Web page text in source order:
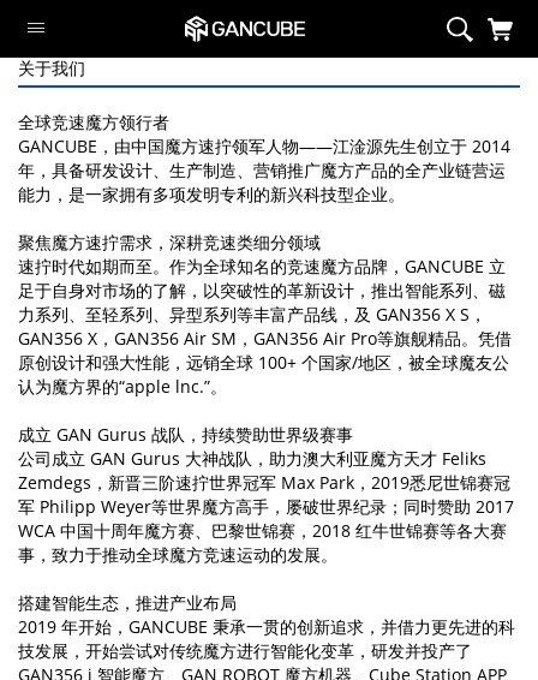
智能系列
磁力系列
旗舰魔方
定制系列
异型系列
套装
周边/配件
限定系列
萌刻魔方
Swift Block
智能系列
GAN356 i
carry E
GAN12 ui
FreePlay
356 i carry
2
356 i 3 356 i carry S GAN12 ui
Maglev
GAN V100 GAN16
Maglev
GAN460M
v2
GAN15
Maglev
GAN14
Maglev Pro
GAN 12 GAN460 M
GAN16
Maglev
GAN15
Maglev
GAN14
Maglev Pro
GAN 13 GAN 12 GAN251 M
pro
GAN魔方拼
图
GAN 金字塔 GAN 五魔 GAN 斜转
GAN 五魔
Maglev
GAN 十周年
礼盒
小金蟒周边 GAN328
GAN 训练垫 GAN 旋转展 GAN 三角展
奇钰 晶玺 峰芒
真爱粉 圣诞绿 小透蓝 维C
MG3 智能魔
方
MG3 云顶魔
方
MG3 彩虹三
阶
MG 标准二阶 MG三阶套装 MG3 磁力三
阶
MG 标准三阶
Swift 3x3
Cube
华容道
关于我们
全球竞速魔方领行者
GANCUBE，由中国魔方速拧领军人物——江淦源先生创立于 2014
年，具备研发设计、生产制造、营销推广魔方产品的全产业链营运
能力，是一家拥有多项发明专利的新兴科技型企业。
聚焦魔方速拧需求，深耕竞速类细分领域
速拧时代如期而至。作为全球知名的竞速魔方品牌，GANCUBE 立
足于自身对市场的了解，以突破性的革新设计，推出智能系列、磁
力系列、至轻系列、异型系列等丰富产品线，及 GAN356 X S，
GAN356 X，GAN356 Air SM，GAN356 Air Pro等旗舰精品。凭借
原创设计和强大性能，远销全球 100+ 个国家/地区，被全球魔友公
认为魔方界的“apple lnc.”。
成立 GAN Gurus 战队，持续赞助世界级赛事
公司成立 GAN Gurus 大神战队，助力澳大利亚魔方天才 Feliks
Zemdegs，新晋三阶速拧世界冠军 Max Park，2019悉尼世锦赛冠
军 Philipp Weyer等世界魔方高手，屡破世界纪录；同时赞助 2017
WCA 中国十周年魔方赛、巴黎世锦赛，2018 红牛世锦赛等各大赛
事，致力于推动全球魔方竞速运动的发展。
搭建智能生态，推进产业布局
2019 年开始，GANCUBE 秉承一贯的创新追求，并借力更先进的科
技发展，开始尝试对传统魔方进行智能化变革，研发并投产了
GAN356 i 智能魔方、GAN ROBOT 魔方机器、Cube Station APP